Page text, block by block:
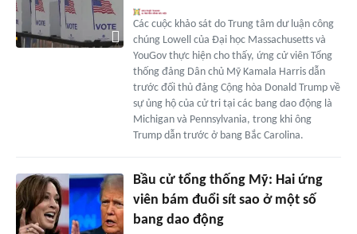
Các cuộc khảo sát do Trung tâm dư luận công
chúng Lowell của Đại học Massachusetts và
YouGov thực hiện cho thấy, ứng cử viên Tổng
thống đảng Dân chủ Mỹ Kamala Harris dẫn
trước đối thủ đảng Cộng hòa Donald Trump về
sự ủng hộ của cử tri tại các bang dao động là
Michigan và Pennsylvania, trong khi ông
Trump dẫn trước ở bang Bắc Carolina.
Bầu cử tổng thống Mỹ: Hai ứng
viên bám đuổi sít sao ở một số
bang dao động